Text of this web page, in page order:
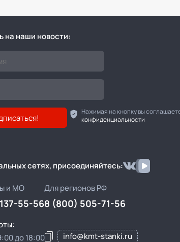
на наши новости:
Нажимая на кнопку вы
конфиденциальности
сетях, присоединяйтесь:
и МО
55-56
Для регионов РФ
8 (800) 505-71-56
до 18:00
info@kmt-stanki.ru